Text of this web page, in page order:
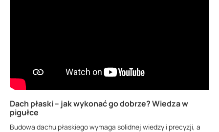
Dach płaski – jak wykonać go dobrze? Wiedza w
pigułce
Budowa dachu płaskiego wymaga solidnej wiedzy i precyzji, a